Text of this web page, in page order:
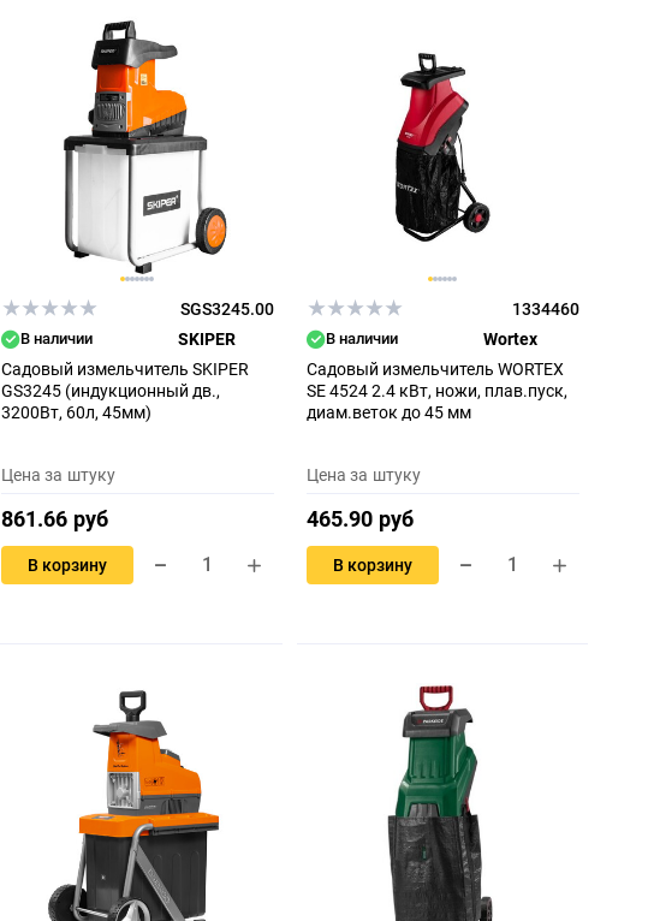
SGS3245.00
В наличии
SKIPER
Садовый измельчитель SKIPER
GS3245 (индукционный дв.,
3200Вт, 60л, 45мм)
Цена за штуку
861.66 руб
В корзину
1334460
В наличии
Wortex
Садовый измельчитель WORTEX
SE 4524 2.4 кВт, ножи, плав.пуск,
диам.веток до 45 мм
Цена за штуку
465.90 руб
В корзину